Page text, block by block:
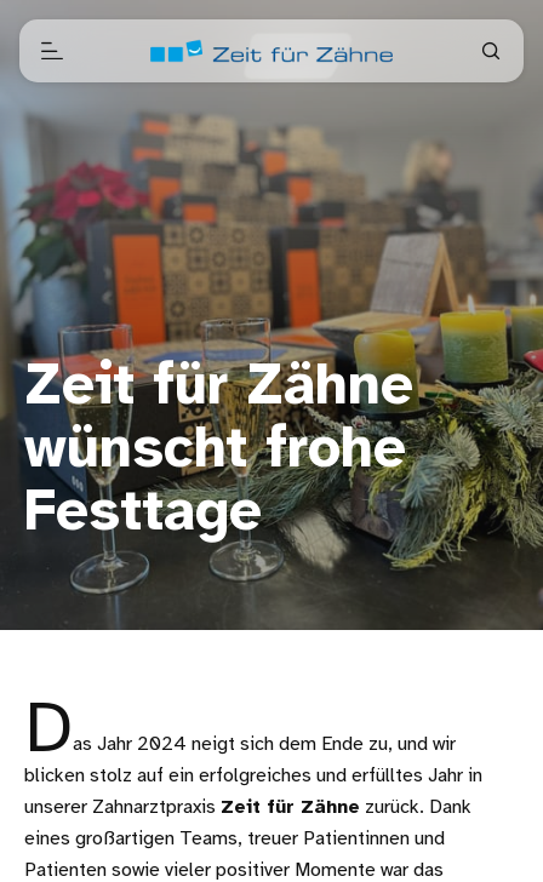
Zeit für Zähne
wünscht frohe
Festtage
Das Jahr 2024 neigt sich dem Ende zu, und wir
blicken stolz auf ein erfolgreiches und erfülltes Jahr in
unserer Zahnarztpraxis Zeit für Zähne zurück. Dank
eines großartigen Teams, treuer Patientinnen und
Patienten sowie vieler positiver Momente war das